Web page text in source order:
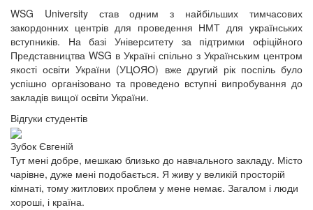
WSG University став одним з найбільших тимчасових
закордонних центрів для проведення НМТ для українських
вступників. На базі Університету за підтримки офіційного
Представництва WSG в Україні спільно з Українським центром
якості освіти України (УЦОЯО) вже другий рік поспіль було
успішно організовано та проведено вступні випробування до
закладів вищої освіти України.
Відгуки студентів
Зубок Євгеній
Тут мені добре, мешкаю близько до навчального закладу. Місто
чарівне, дуже мені подобається. Я живу у великій просторій
кімнаті, тому житлових проблем у мене немає. Загалом і люди
хороші, і країна.